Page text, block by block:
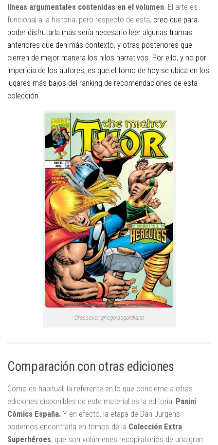
líneas argumentales contenidas en el volumen. El arte es
funcional a la historia, pero respecto de esta, creo que para
poder disfrutarla más sería necesario leer algunas tramas
anteriores que den más contexto, y otras posteriores que
cierren de mejor manera los hilos narrativos. Por ello, y no por
impericia de los autores, es que el tomo de hoy se ubica en los
lugares más bajos del ranking de recomendaciones de esta
colección.
Crossover griego-asgardiano
Comparación con otras ediciones
Como es habitual, la referente en lo que concierne a otras
ediciones disponibles de este material es la editorial Panini
Cómics España. Y en efecto, la etapa de Dan Jurgens
podemos encontrarla en tomos de la Colección Extra
Superhéroes, que son volúmenes recopilatorios de una gran